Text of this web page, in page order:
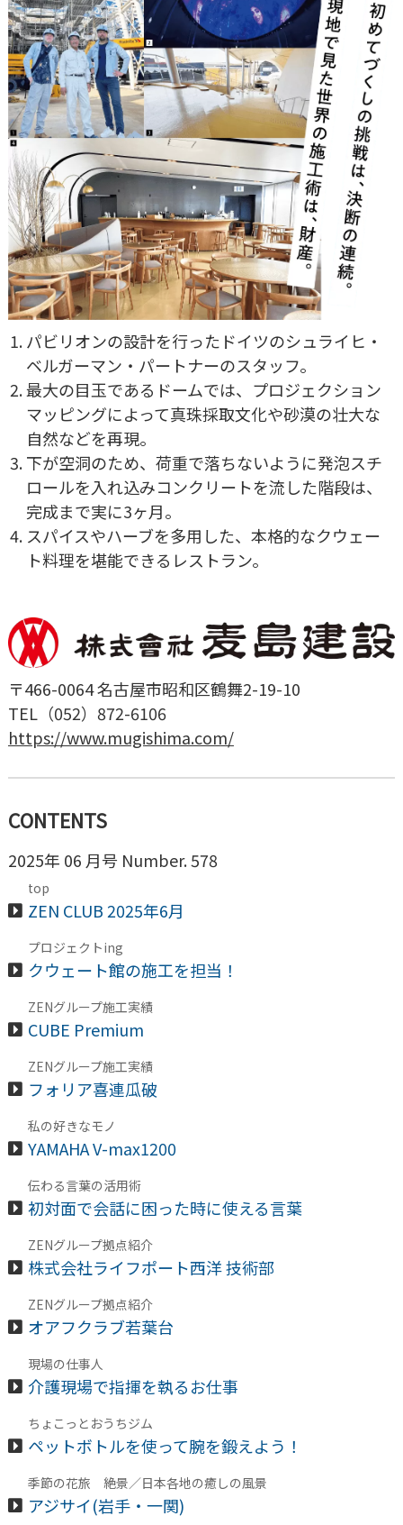
パビリオンの設計を行ったドイツのシュライヒ・
ベルガーマン・パートナーのスタッフ。
最大の目玉であるドームでは、プロジェクション
マッピングによって真珠採取文化や砂漠の壮大な
自然などを再現。
下が空洞のため、荷重で落ちないように発泡スチ
ロールを入れ込みコンクリートを流した階段は、
完成まで実に3ヶ月。
スパイスやハーブを多用した、本格的なクウェー
ト料理を堪能できるレストラン。
〒466-0064 名古屋市昭和区鶴舞2-19-10
TEL（052）872-6106
https://www.mugishima.com/
CONTENTS
2025年 06 月号 Number. 578
top
ZEN CLUB 2025年6月
プロジェクトing
クウェート館の施工を担当！
ZENグループ施工実績
CUBE Premium
ZENグループ施工実績
フォリア喜連瓜破
私の好きなモノ
YAMAHA V-max1200
伝わる言葉の活用術
初対面で会話に困った時に使える言葉
ZENグループ拠点紹介
株式会社ライフポート西洋 技術部
ZENグループ拠点紹介
オアフクラブ若葉台
現場の仕事人
介護現場で指揮を執るお仕事
ちょこっとおうちジム
ペットボトルを使って腕を鍛えよう！
季節の花旅 絶景／日本各地の癒しの風景
アジサイ(岩手・一関)